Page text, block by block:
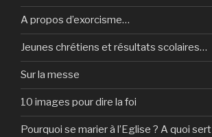
A propos d’exorcisme…
Jeunes chrétiens et résultats scolaires…
Sur la messe
10 images pour dire la foi
Pourquoi se marier à l’Eglise ? A quoi